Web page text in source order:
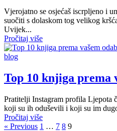
Vjerojatno se osjećaš iscrpljeno i
suočiti s dolaskom tog velikog
Uvijek...
Pročitaj više
blog
Top 10 knjiga prema
Pratitelji Instagram profila Ljepota
koji su ih oduševili i koji su im
Pročitaj više
« Previous 1 … 7 8 9